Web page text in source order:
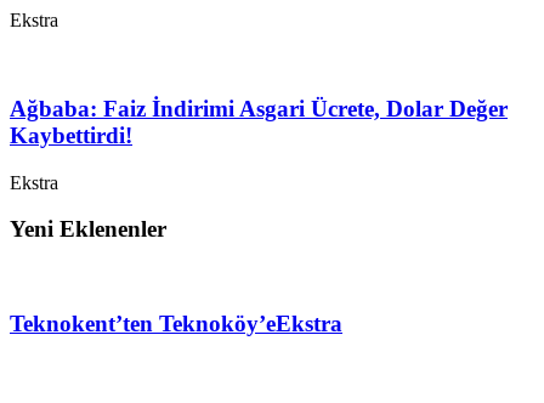
Ekstra
Ağbaba: Faiz İndirimi Asgari Ücrete, Dolar Değer
Kaybettirdi!
Ekstra
Yeni Eklenenler
Teknokent’ten Teknoköy’eEkstra